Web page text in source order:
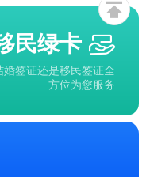
民绿卡
签证还是移民签证全
方位为您服务